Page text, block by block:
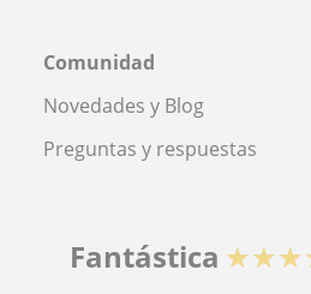
Comunidad
Novedades y Blog
Preguntas y respuestas
Fantástica